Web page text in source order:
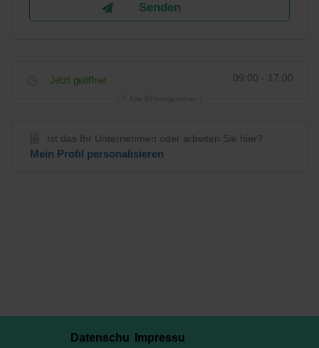
Jetzt geöffnet 09:00 - 17:00
Alle Öffnungszeiten
Ist das Ihr Unternehmen oder arbeiten Sie hier?
Mein Profil personalisieren
Datenschu Impressu